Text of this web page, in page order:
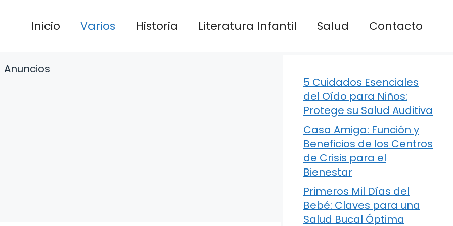
Inicio Varios Historia Literatura Infantil Salud Contacto
Anuncios
5 Cuidados Esenciales
del Oído para Niños:
Protege su Salud Auditiva
Casa Amiga: Función y
Beneficios de los Centros
de Crisis para el
Bienestar
Primeros Mil Días del
Bebé: Claves para una
Salud Bucal Óptima